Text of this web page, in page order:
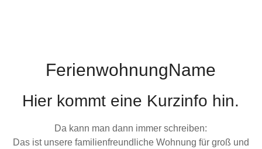
FerienwohnungName
Hier kommt eine Kurzinfo hin.
Da kann man dann immer schreiben:
Das ist unsere familienfreundliche Wohnung für groß und